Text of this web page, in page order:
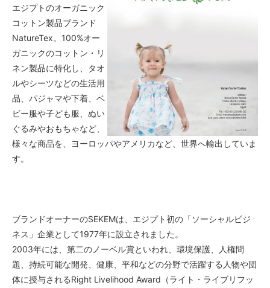
エジプトのオーガニック
コットン製品ブランド
NatureTex。100%オー
ガニックのコットン・リ
ネン製品に特化し、タオ
ルやシーツなどの生活用
品、パジャマや下着、ベ
ビー服や子ども服、ぬい
ぐるみやおもちゃなど、
様々な商品を、ヨーロッパやアメリカなど、世界へ輸出していま
す。
ブランドオーナーのSEKEMは、エジプト初の「ソーシャルビジ
ネス」企業として1977年に設立されました。
2003年には、第二のノーベル賞といわれ、環境保護、人権問
題、持続可能な開発、健康、平和などの分野で活躍する人物や団
体に授与されるRight Livelihood Award（ライト・ライブリフッ